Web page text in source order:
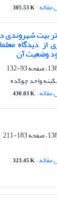
305.53 K
بیت شهروندی
دیدگاه
وضعیت آن
93-132
واحد چوکده
430.03 K
183-211
323.45 K